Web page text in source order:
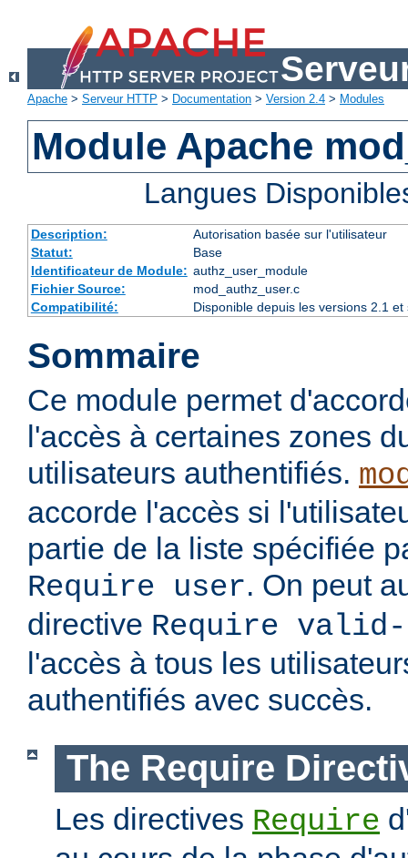
Apache > Serveur HTTP > Documentation > Version 2.4 > Modules
Module Apache
Langues
Description:
Autorisation basée sur l'utilisateur
Statut:
Base
Identificateur de Module: authz_user_module
Fichier Source:
mod_authz_user.c
Compatibilité:
Disponible depuis les versions 2.1
Sommaire
Ce module permet
l'accès à certaines zones
utilisateurs authentifiés.
accorde l'accès si
partie de la liste spécifiée
Require user. On peut
directive Require
l'accès à tous les
authentifiés avec succès.
The Require
Les directives Require